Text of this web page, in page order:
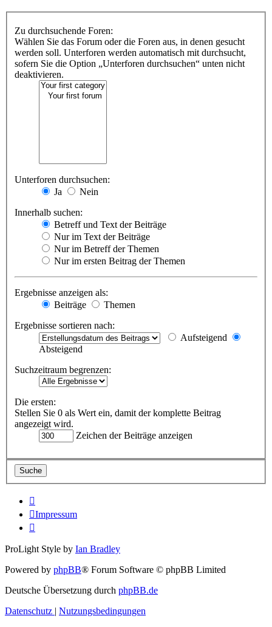
Zu durchsuchende Foren:
Wählen Sie das Forum oder die Foren aus, in denen gesucht
werden soll. Unterforen werden automatisch mit durchsucht,
sofern Sie die Option „Unterforen durchsuchen“ unten nicht
deaktivieren.
Unterforen durchsuchen:
Ja
Nein
Innerhalb suchen:
Betreff und Text der Beiträge
Nur im Text der Beiträge
Nur im Betreff der Themen
Nur im ersten Beitrag der Themen
Ergebnisse anzeigen als:
Beiträge
Themen
Ergebnisse sortieren nach:
Aufsteigend
Absteigend
Suchzeitraum begrenzen:
Die ersten:
Stellen Sie 0 als Wert ein, damit der komplette Beitrag
angezeigt wird.
Zeichen der Beiträge anzeigen
Impressum
ProLight Style by Ian Bradley
Powered by phpBB® Forum Software © phpBB Limited
Deutsche Übersetzung durch phpBB.de
Datenschutz | Nutzungsbedingungen